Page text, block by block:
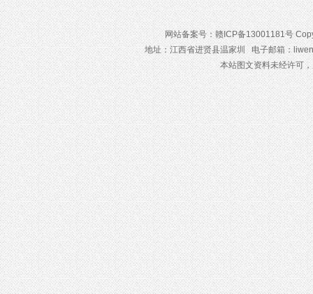
网站备案号：赣ICP备13001181号
地址：江西省进贤县温家圳 电子邮箱：
本站图文资料未经许可